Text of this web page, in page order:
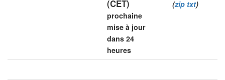
(CET)
prochaine
mise à jour
dans 24
heures
(zip txt)